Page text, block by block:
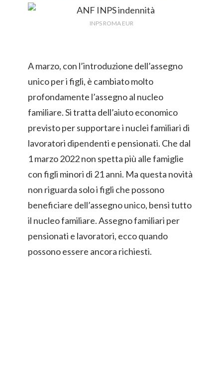
INPS ROMA EUR
A marzo, con l’introduzione dell’assegno
unico per i figli, è cambiato molto
profondamente l’assegno al nucleo
familiare. Si tratta dell’aiuto economico
previsto per supportare i nuclei familiari di
lavoratori dipendenti e pensionati. Che dal
1 marzo 2022 non spetta più alle famiglie
con figli minori di 21 anni. Ma questa novità
non riguarda solo i figli che possono
beneficiare dell’assegno unico, bensì tutto
il nucleo familiare. Assegno familiari per
pensionati e lavoratori, ecco quando
possono essere ancora richiesti.